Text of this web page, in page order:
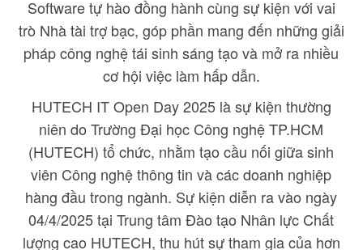
Software tự hào đồng hành cùng sự kiện với vai
trò Nhà tài trợ bạc, góp phần mang đến những giải
pháp công nghệ tái sinh sáng tạo và mở ra nhiều
cơ hội việc làm hấp dẫn.
HUTECH IT Open Day 2025 là sự kiện thường
niên do Trường Đại học Công nghệ TP.HCM
(HUTECH) tổ chức, nhằm tạo cầu nối giữa sinh
viên Công nghệ thông tin và các doanh nghiệp
hàng đầu trong ngành. Sự kiện diễn ra vào ngày
04/4/2025 tại Trung tâm Đào tạo Nhân lực Chất
lượng cao HUTECH, thu hút sự tham gia của hơn